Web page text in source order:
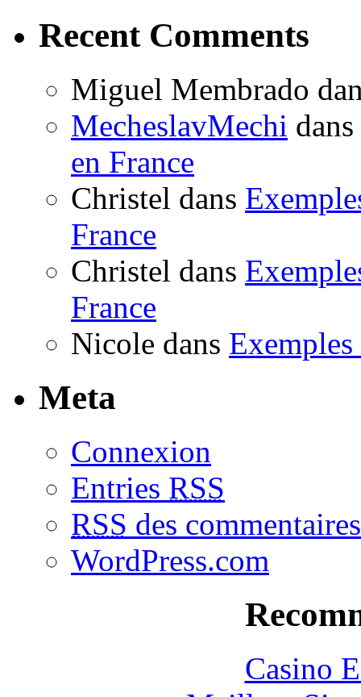
Recent Comments
Miguel Membrado
MecheslavMechi dans
en France
Christel dans
France
Christel dans
France
Nicole dans
Meta
Connexion
Entries RSS
RSS des commentaires
WordPress.com
Casino